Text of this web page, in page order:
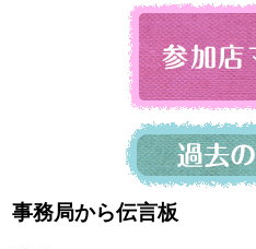
事務局から伝言板